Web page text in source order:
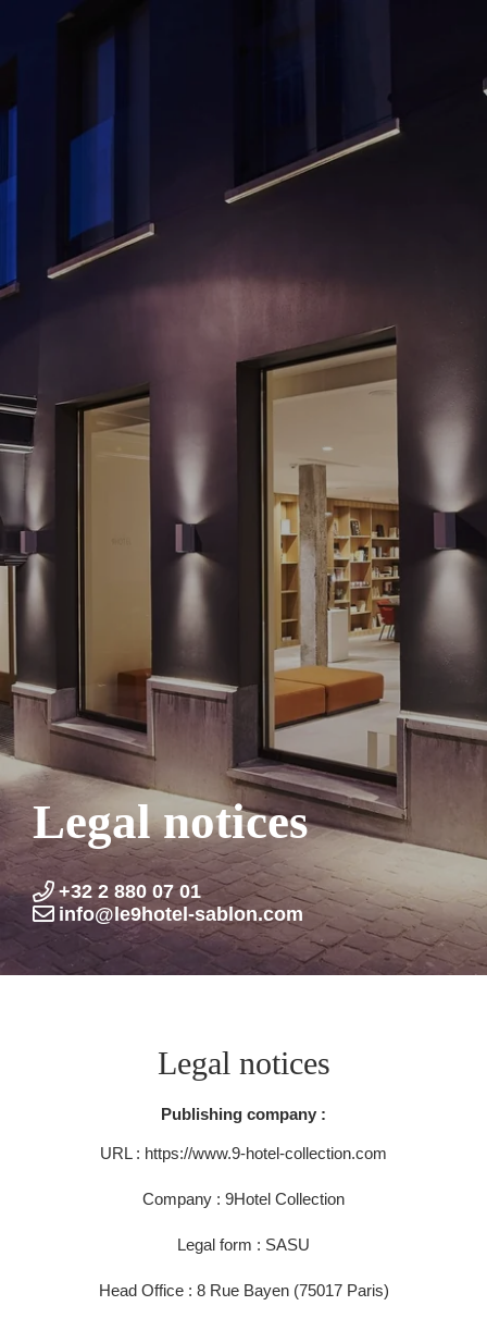
Legal notices
+32 2 880 07 01
info@le9hotel-sablon.com
Legal notices
Publishing company :
URL : https://www.9-hotel-collection.com
Company : 9Hotel Collection
Legal form : SASU
Head Office : 8 Rue Bayen (75017 Paris)